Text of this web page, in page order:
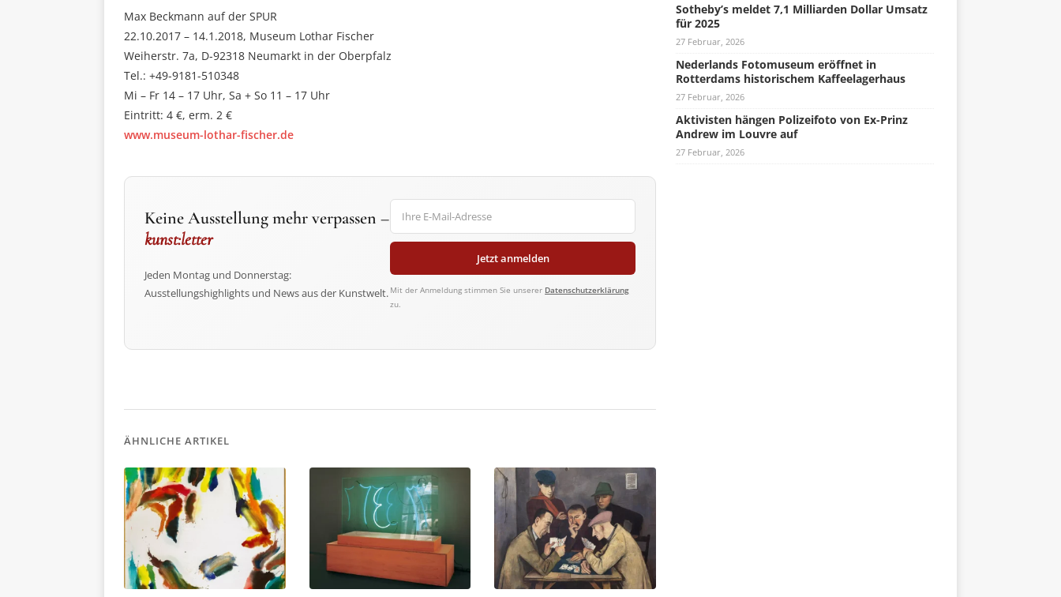
Max Beckmann auf der SPUR
22.10.2017 – 14.1.2018, Museum Lothar Fischer
Weiherstr. 7a, D-92318 Neumarkt in der Oberpfalz
Tel.: +49-9181-510348
Mi – Fr 14 – 17 Uhr, Sa + So 11 – 17 Uhr
Eintritt: 4 €, erm. 2 €
www.museum-lothar-fischer.de
Keine Ausstellung mehr verpassen –
kunst:letter
Jeden Montag und Donnerstag:
Ausstellungshighlights und News aus der Kunstwelt.
Jetzt anmelden
Mit der Anmeldung stimmen Sie unserer Datenschutzerklärung
zu.
ÄHNLICHE ARTIKEL
Sotheby’s meldet 7,1 Milliarden Dollar Umsatz
für 2025
27 Februar, 2026
Nederlands Fotomuseum eröffnet in
Rotterdams historischem Kaffeelagerhaus
27 Februar, 2026
Aktivisten hängen Polizeifoto von Ex-Prinz
Andrew im Louvre auf
27 Februar, 2026